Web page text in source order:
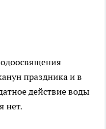
праздника и в
действие воды
нет.